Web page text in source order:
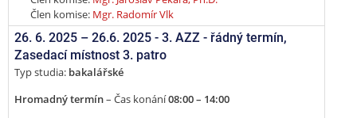
Člen komise: Mgr. Radomír Vlk
26. 6. 2025 – 26.6. 2025 - 3. AZZ - řádný termín,
Zasedací místnost 3. patro
Typ studia: bakalářské
Hromadný termín– Čas konání08:00 – 14:00